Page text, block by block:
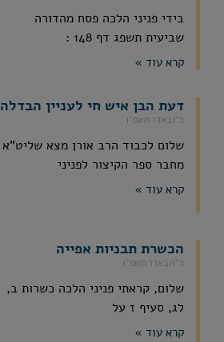
בידי פניני הלכה פסח מהדורה
שביעית תשפג דף 148 :
קרא עוד »
דעת הבן איש חי לעניין הבדלה
כ״ו באדר תשפ״ו
שלום לכבוד הרב אורן מצא שליט"א
מחבר ספר הקיצור לפניני
קרא עוד »
הכשרת תבניות אפייה
כ״ה באדר תשפ״ו
שלום, קראתי פניני הלכה כשרות ב,
לג, סעיף ז על
קרא עוד »